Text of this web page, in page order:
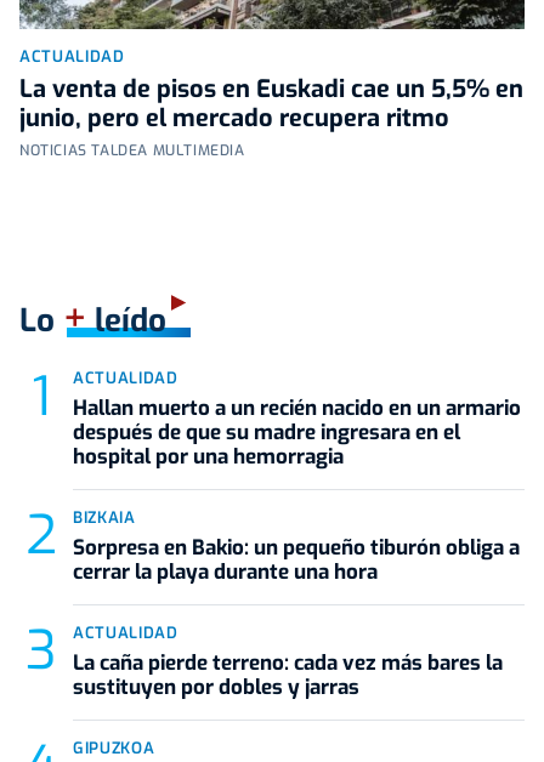
ACTUALIDAD
La venta de pisos en Euskadi cae un 5,5% en
junio, pero el mercado recupera ritmo
NOTICIAS TALDEA MULTIMEDIA
Lo +leído
ACTUALIDAD
Hallan muerto a un recién nacido en un armario
después de que su madre ingresara en el
hospital por una hemorragia
BIZKAIA
Sorpresa en Bakio: un pequeño tiburón obliga a
cerrar la playa durante una hora
ACTUALIDAD
La caña pierde terreno: cada vez más bares la
sustituyen por dobles y jarras
GIPUZKOA